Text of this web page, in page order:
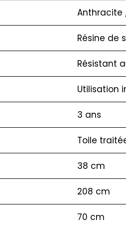
Anthracite
Résine de
Résistant
Utilisation
3 ans
Toile
38 cm
208 cm
70 cm